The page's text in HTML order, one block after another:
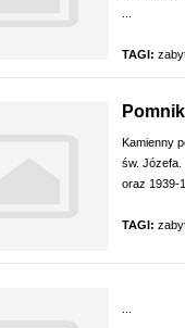
TAGI:
Kamienny
św. Józefa.
oraz 1939-
TAGI: